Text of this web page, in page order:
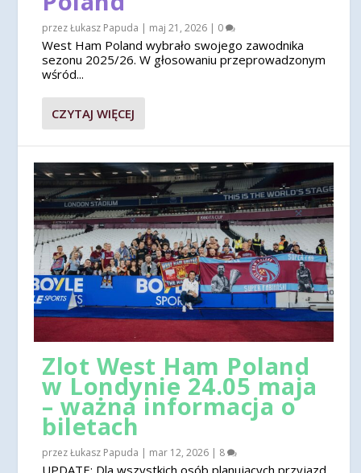
przezŁukasz Papuda | maj 21, 2026 | 0
West Ham Poland wybrało swojego zawodnika
sezonu 2025/26. W głosowaniu przeprowadzonym
wśród...
CZYTAJ WIĘCEJ
Zlot West Ham Poland
w Londynie 24.05 maja
– ważna informacja o
biletach
przezŁukasz Papuda | mar 12, 2026 | 8
UPDATE: Dla wszystkich osób planujących przyjazd